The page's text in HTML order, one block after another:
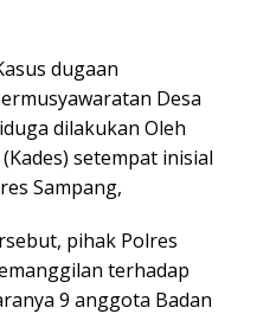
dugaan
Desa
dilakukan Oleh
setempat inisial
Sampang,
pihak Polres
terhadap
9 anggota Badan